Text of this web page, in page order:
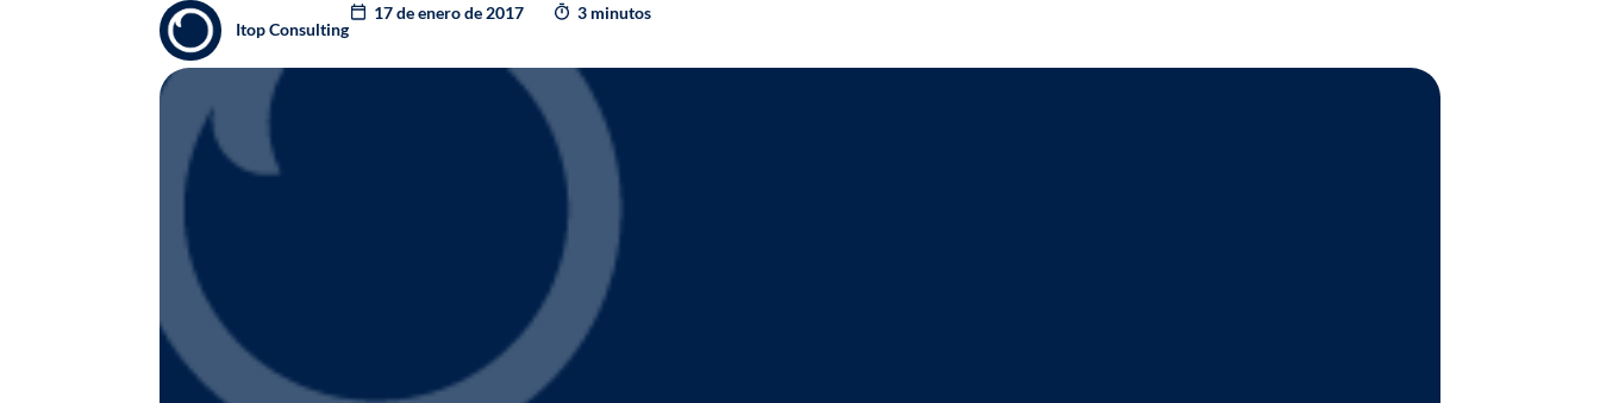
Itop Consulting
17 de enero de 2017 3 minutos